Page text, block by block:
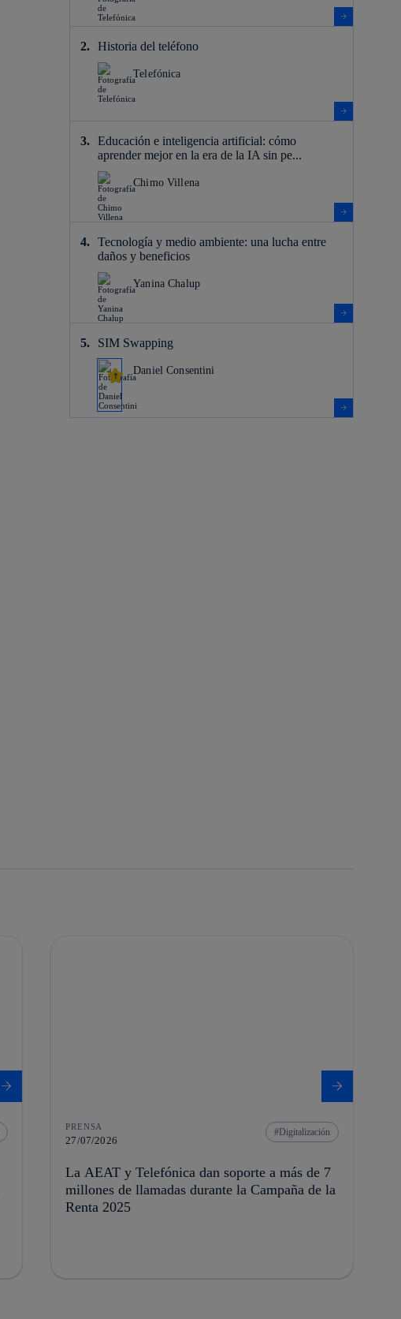
Historia del teléfono
Telefónica
Educación e inteligencia artificial: cómo
aprender mejor en la era de la IA sin pe...
Chimo Villena
Tecnología y medio ambiente: una lucha entre
daños y beneficios
Yanina Chalup
SIM Swapping
Daniel Consentini
PRENSA
27/07/2026
Digitalización
La AEAT y Telefónica dan soporte a más de 7
millones de llamadas durante la Campaña de la
Renta 2025